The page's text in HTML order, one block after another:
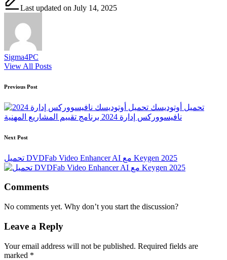
Last updated on July 14, 2025
Sigma4PC
View All Posts
Post
navigation
Previous Post
تحميل أوتوديسك
نافيسووركس إدارة 2024 برنامج تقييم المشاريع المهنية
Next Post
تحميل DVDFab Video Enhancer AI مع Keygen 2025
Comments
No comments yet. Why don’t you start the discussion?
Leave a Reply
Your email address will not be published. Required fields are
marked *